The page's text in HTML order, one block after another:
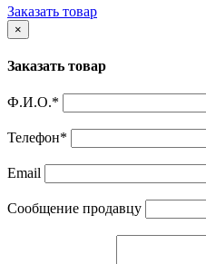
Заказать товар
×
Заказать товар
Ф.И.О.*
Телефон*
Email
Сообщение продавцу